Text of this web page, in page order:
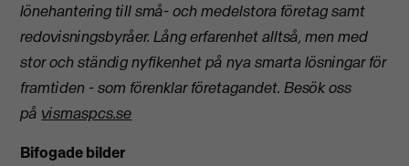
lönehantering till små- och medelstora företag samt
redovisningsbyråer. Lång erfarenhet alltså, men med
stor och ständig nyfikenhet på nya smarta lösningar för
framtiden - som förenklar företagandet. Besök oss
på vismaspcs.se
Bifogade bilder